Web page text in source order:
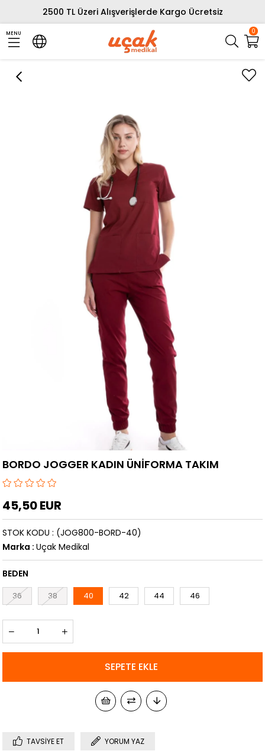
2500 TL Üzeri Alışverişlerde Kargo Ücretsiz
0
MENU
BORDO JOGGER KADIN ÜNİFORMA TAKIM
45,50 EUR
(JOG800-BORD-40)
STOK KODU
Marka : Uçak Medikal
BEDEN
36 38 40 42 44 46
TAVSIYE ET YORUM YAZ